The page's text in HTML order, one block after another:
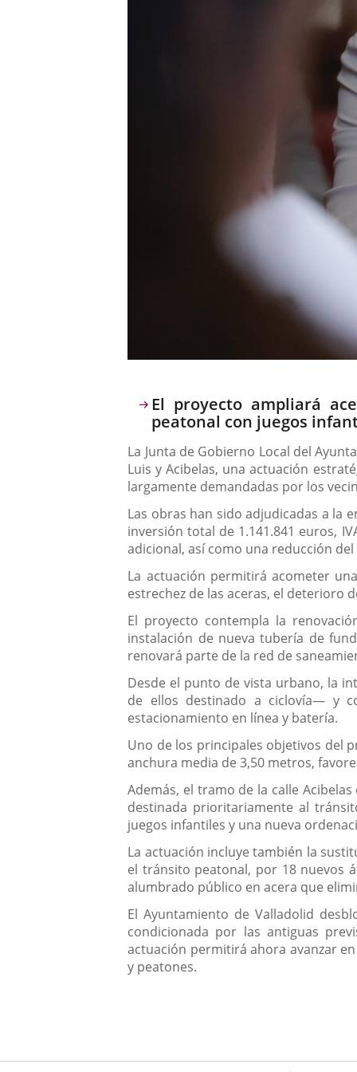
Descripción
El proyecto ampliará
peatonal con juegos
La Junta de Gobierno Local del
Luis y Acibelas, una actuación
largamente demandadas por los
Las obras han sido adjudicadas a la
inversión total de 1.141.841 euros,
adicional, así como una reducción
La actuación permitirá acometer
estrechez de las aceras, el deterioro
El proyecto contempla la
instalación de nueva tubería de
renovará parte de la red de
Desde el punto de vista urbano, la
de ellos destinado a ciclovía— y
estacionamiento en línea y batería.
Uno de los principales objetivos del
anchura media de 3,50 metros,
Además, el tramo de la calle
destinada prioritariamente al
juegos infantiles y una nueva
La actuación incluye también la
el tránsito peatonal, por 18 nuevos
alumbrado público en acera que
El Ayuntamiento de Valladolid
condicionada por las antiguas
actuación permitirá ahora avanzar
y peatones.